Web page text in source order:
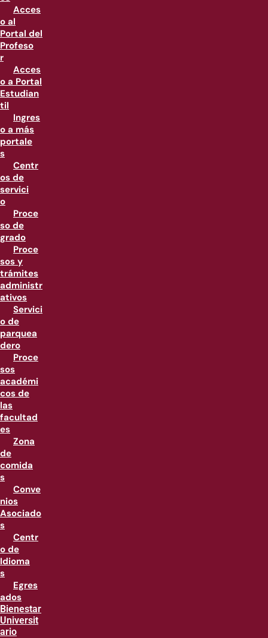
Acces
o al
Portal del
Profeso
r
Acces
o a Portal
Estudian
til
Ingres
o a más
portale
s
Centr
os de
servici
o
Proce
so de
grado
Proce
sos y
trámites
administr
ativos
Servici
o de
parquea
dero
Proce
sos
académi
cos de
las
facultad
es
Zona
de
comida
s
Conve
nios
Asociado
s
Centr
o de
Idioma
s
Egres
ados
Bienestar
Universit
ario